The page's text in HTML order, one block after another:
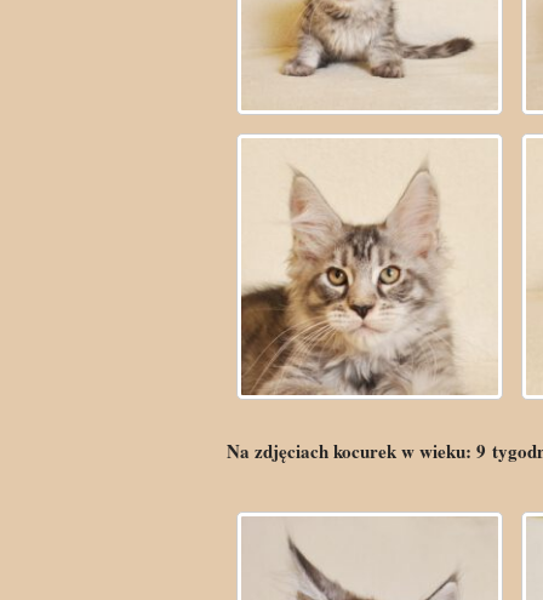
Na zdjęciach kocurek w wieku: 9